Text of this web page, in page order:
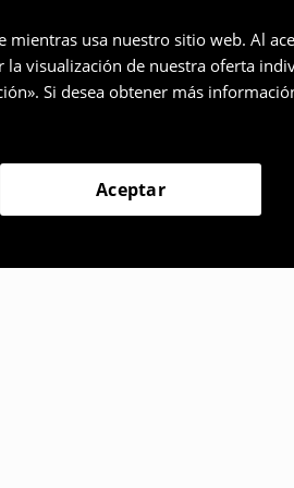
usa nuestro sitio web. Al
visualización de nuestra oferta
Si desea obtener más
Aceptar